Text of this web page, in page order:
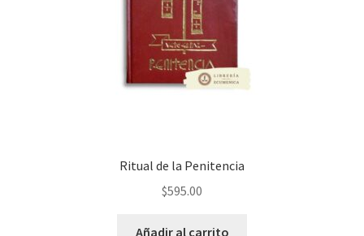
Ritual de la Penitencia
$595.00
Añadir al carrito